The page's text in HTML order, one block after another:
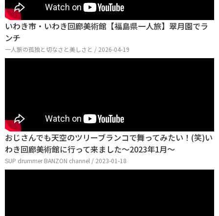
いわき市・いわき回廊美術館【福島県一人旅】翠月園でラ
ンチ
一人旅の孤独と切なさと美しさと / 2026-04-19
おじさんでも天空のツリーブランコで舞ってみたい！(笑)い
わき回廊美術館に行って来ました～2023年1月～
SUP drummer BANZON channel / 2023-01-18